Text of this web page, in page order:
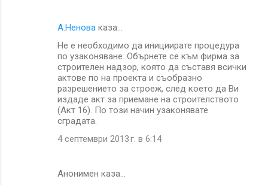
А.Ненова каза…
Не е необходимо да инициирате процедура
по узаконяване. Обърнете се към фирма за
строителен надзор, която да съставя всички
актове по на проекта и съобразно
разрешението за строеж, след което да Ви
издаде акт за приемане на строителството
(Акт 16). По този начин узаконявате
сградата.
4 септември 2013 г. в 6:14
Анонимен каза…